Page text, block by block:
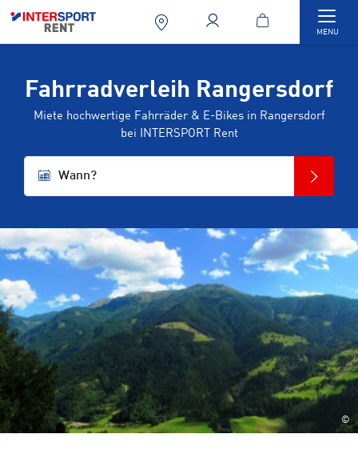
MENU
Fahrradverleih Rangersdorf
Miete hochwertige Fahrräder & E-Bikes in Rangersdorf
bei INTERSPORT Rent
Wann?
©